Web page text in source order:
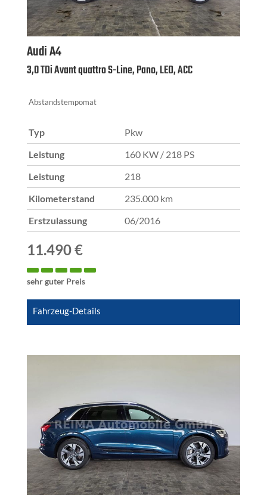
AudiA4
3,0 TDi Avant quattro S-Line, Pano, LED, ACC
Abstandstempomat
Typ Pkw
Leistung 160 KW / 218 PS
Leistung 218
Kilometerstand 235.000 km
Erstzulassung 06/2016
11.490 €
sehr guter Preis
Fahrzeug-Details